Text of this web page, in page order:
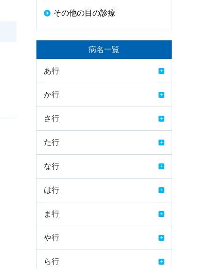
その他の目の診療
病名一覧
あ行
か行
さ行
た行
な行
は行
ま行
や行
ら行